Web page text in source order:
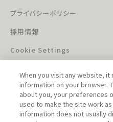
プライバシーポリシー
採用情報
Cookie Settings
When you visit any website,
information on your browser.
about you, your preferences
used to make the site work
information does not usually